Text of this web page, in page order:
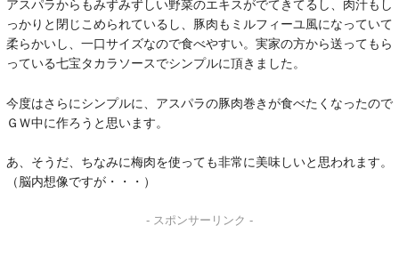
アスパラからもみずみずしい野菜のエキスがでてきてるし、肉汁もし
っかりと閉じこめられているし、豚肉もミルフィーユ風になっていて
柔らかいし、一口サイズなので食べやすい。実家の方から送ってもら
っている七宝タカラソースでシンプルに頂きました。
今度はさらにシンプルに、アスパラの豚肉巻きが食べたくなったので
ＧＷ中に作ろうと思います。
あ、そうだ、ちなみに梅肉を使っても非常に美味しいと思われます。
（脳内想像ですが・・・）
- スポンサーリンク -